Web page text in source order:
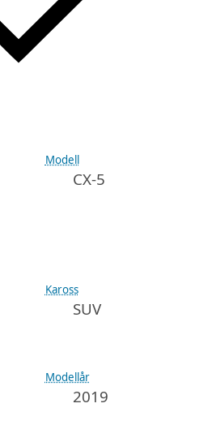
Modell
CX-5
Kaross
SUV
Modellår
2019